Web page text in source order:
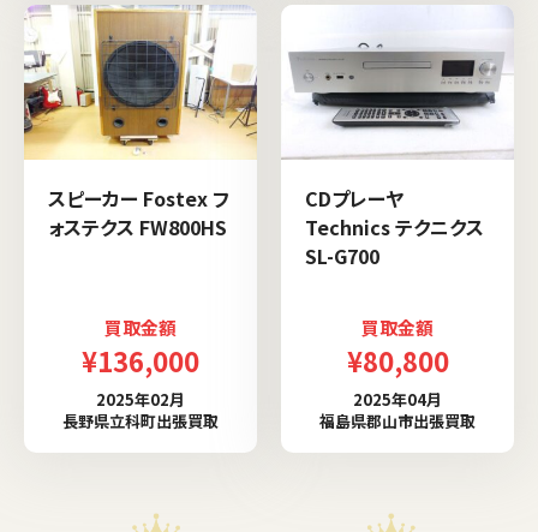
スピーカー Fostex フ
ォステクス FW800HS
買取金額
¥136,000
2025年02月
長野県立科町出張買取
CDプレーヤ
Technics テクニクス
SL-G700
買取金額
¥80,800
2025年04月
福島県郡山市出張買取